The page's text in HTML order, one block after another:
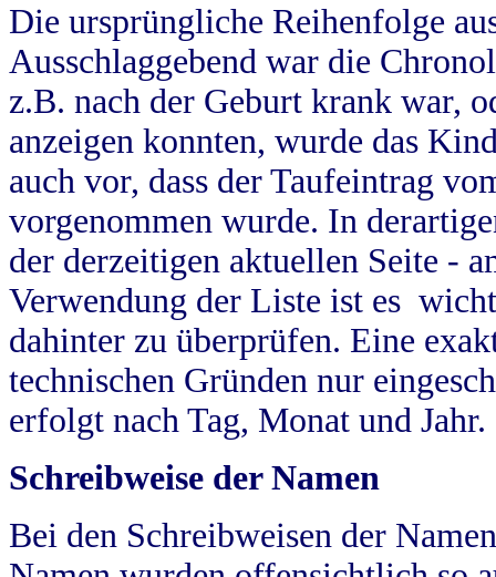
Die ursprüngliche Reihenfolge
Ausschlaggebend war die
z.B. nach der Geburt krank war,
anzeigen konnten, wurde das
auch vor, dass der Taufeintrag
vorgenommen wurde. In
der derzeitigen aktuellen Seite -
Verwendung der Liste ist es
dahinter zu überprüfen. Eine
technischen Gründen nur
erfolgt nach Tag, Monat und Jahr.
Schreibweise der Namen
Bei den Schreibweisen der